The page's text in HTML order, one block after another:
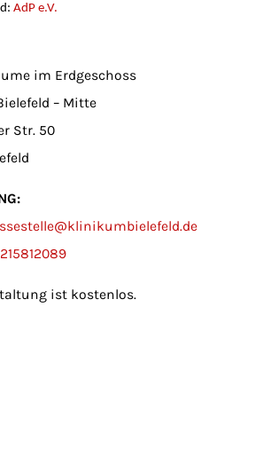
AdP e.V.
im Erdgeschoss
– Mitte
Str. 50
ist kostenlos.